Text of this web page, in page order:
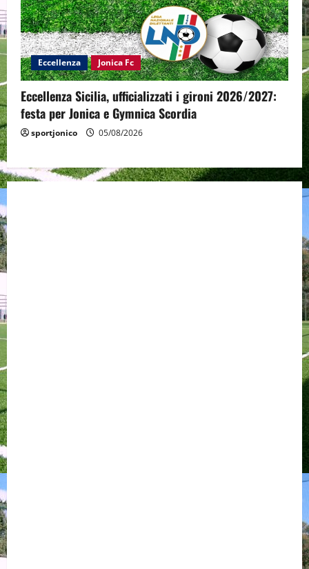
Eccellenza Jonica Fc
Eccellenza Sicilia, ufficializzati i gironi 2026/2027:
festa per Jonica e Gymnica Scordia
sportjonico 05/08/2026